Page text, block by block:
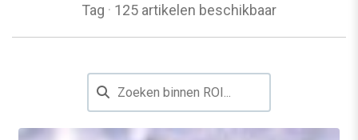
Tag · 125 artikelen beschikbaar